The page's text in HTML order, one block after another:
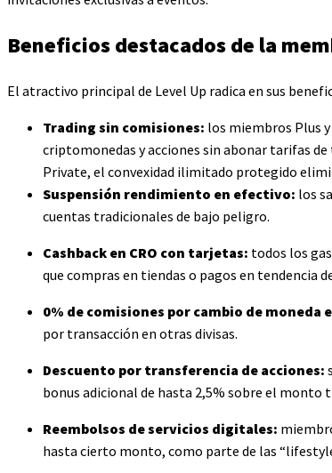
Beneficios destacados de la
El atractivo principal de Level Up radica en sus
Trading sin comisiones: los miembros Plus
criptomonedas y acciones sin abonar tarifas
Private, el convexidad ilimitado protegido
Suspensión rendimiento en efectivo: los
cuentas tradicionales de bajo peligro.
Cashback en CRO con tarjetas: todos los
que compras en tiendas o pagos en tendencia
0% de comisiones por cambio de moneda
por transacción en otras divisas.
Descuento por transferencia de acciones:
bonus adicional de hasta 2,5% sobre el monto
Reembolsos de servicios digitales:
hasta cierto monto, como parte de las